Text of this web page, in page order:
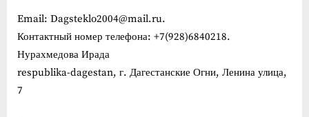
Email: Dagsteklo2004@mail.ru.
Контактный номер телефона: +7(928)6840218.
Нурахмедова Ирада
respublika-dagestan, г. Дагестанские Огни, Ленина улица,
7